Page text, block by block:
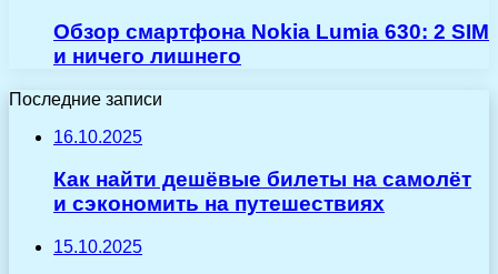
Обзор смартфона Nokia Lumia 630: 2 SIM
и ничего лишнего
Последние записи
16.10.2025
Как найти дешёвые билеты на самолёт
и сэкономить на путешествиях
15.10.2025